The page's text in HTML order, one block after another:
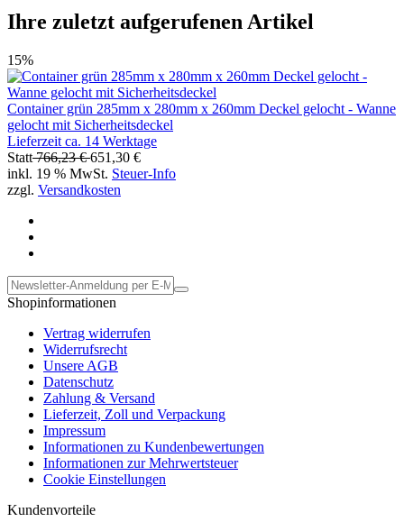
Ihre zuletzt aufgerufenen Artikel
15%
Container grün 285mm x 280mm x 260mm Deckel gelocht - Wanne
gelocht mit Sicherheitsdeckel
Lieferzeit ca. 14 Werktage
Statt766,23 €651,30 €
inkl. 19 % MwSt. Steuer-Info
zzgl. Versandkosten
Shopinformationen
Vertrag widerrufen
Widerrufsrecht
Unsere AGB
Datenschutz
Zahlung & Versand
Lieferzeit, Zoll und Verpackung
Impressum
Informationen zu Kundenbewertungen
Informationen zur Mehrwertsteuer
Cookie Einstellungen
Kundenvorteile